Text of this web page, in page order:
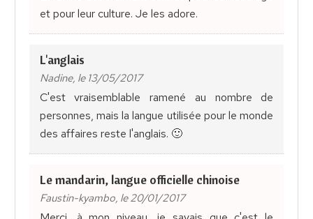
et pour leur culture. Je les adore.
L'anglais
Nadine, le 13/05/2017
C'est vraisemblable ramené au nombre de
personnes, mais la langue utilisée pour le monde
des affaires reste l'anglais. 🙂
Le mandarin, langue officielle chinoise
Faustin-kyambo, le 20/01/2017